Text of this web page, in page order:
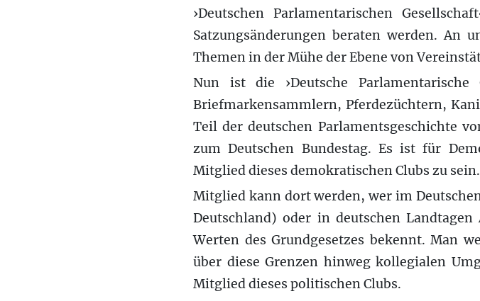
›Deutschen Parlamentarischen
Satzungsänderungen beraten werden. An
Themen in der Mühe der Ebene von
Nun ist die ›Deutsche
Briefmarkensammlern, Pferdezüchtern,
Teil der deutschen Parlamentsgeschichte
zum Deutschen Bundestag. Es ist für
Mitglied dieses demokratischen Clubs zu sein.
Mitglied kann dort werden, wer im
Deutschland) oder in deutschen
Werten des Grundgesetzes bekennt. Man
über diese Grenzen hinweg kollegialen
Mitglied dieses politischen Clubs.